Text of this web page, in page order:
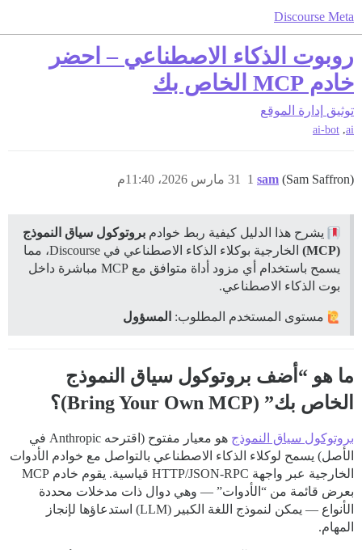
Discourse Meta
روبوت الذكاء الاصطناعي – احضر
خادم MCP الخاص بك
توثيق إدارة الموقع
ai
,
ai-bot
sam (Sam Saffron) 31 مارس 2026، 11:40م 1
يشرح هذا الدليل كيفية ربط خوادم بروتوكول سياق النموذج
(MCP)
الخارجية بوكلاء الذكاء الاصطناعي في Discourse، مما
يسمح باستخدام أي مزود أداة متوافق مع MCP مباشرة داخل
بوت الذكاء الاصطناعي.
مستوى المستخدم المطلوب: المسؤول
ما هو “أضف بروتوكول سياق النموذج
الخاص بك” (Bring Your Own MCP)؟
بروتوكول سياق النموذج
هو معيار مفتوح (اقترحه Anthropic في
الأصل) يسمح لوكلاء الذكاء الاصطناعي بالتواصل مع خوادم الأدوات
الخارجية عبر واجهة HTTP/JSON-RPC قياسية. يقوم خادم MCP
بعرض قائمة من “الأدوات” — وهي دوال ذات مدخلات محددة
الأنواع — يمكن لنموذج اللغة الكبير (LLM) استدعاؤها لإنجاز
المهام.